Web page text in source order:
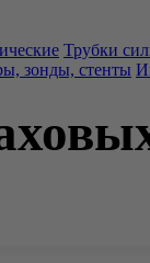
Трубки
зонды, стенты